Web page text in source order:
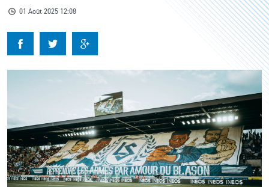
KIDS
RESTAURATION
CLUB
01 Août 2025 12:08